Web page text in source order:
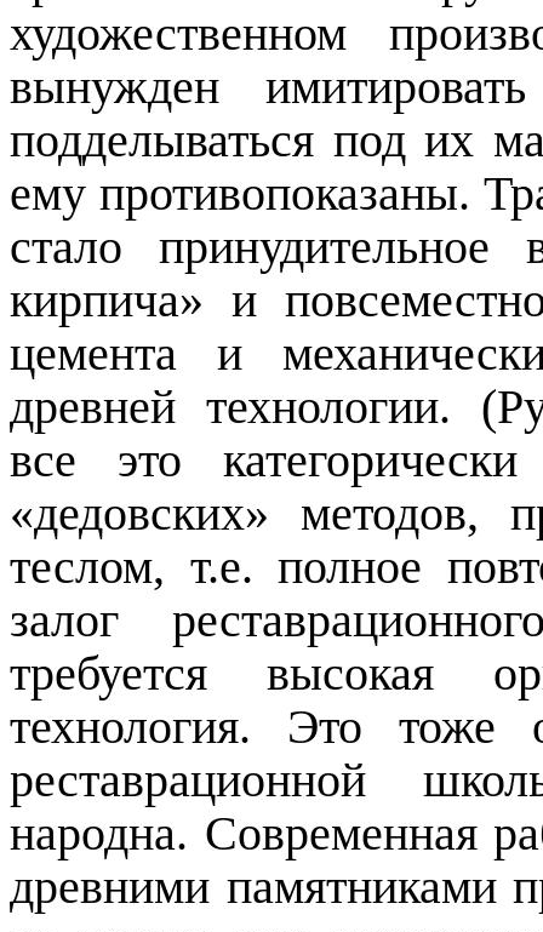
художественном
вынужден
подделываться под их
ему противопоказаны.
стало принудительное
кирпича» и
цемента и
древней технологии.
все это
«дедовских» методов,
теслом, т.е. полное
залог
требуется высокая
технология. Это тоже
реставрационной
народна. Современная
древними памятниками